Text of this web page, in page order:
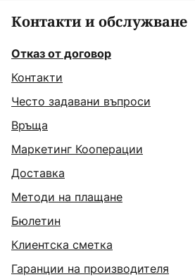
Контакти и обслужване
Отказ от договор
Контакти
Често задавани въпроси
Връща
Маркетинг Кооперации
Доставка
Методи на плащане
Бюлетин
Клиентска сметка
Гаранции на производителя